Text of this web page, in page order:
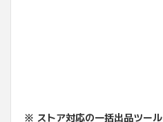
※ ストア対応の一括出品ツール